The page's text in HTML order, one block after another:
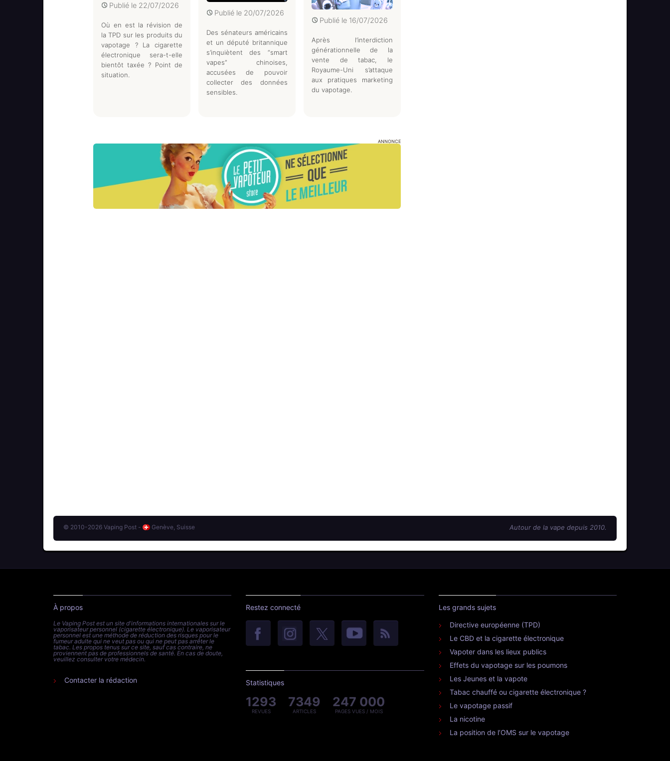
Publié le 22/07/2026
Où en est la révision de
la TPD sur les produits du
vapotage ? La cigarette
électronique sera-t-elle
bientôt taxée ? Point de
situation.
Publié le 20/07/2026
Des sénateurs américains
et un député britannique
s’inquiètent des “smart
vapes” chinoises,
accusées de pouvoir
collecter des données
sensibles.
Publié le 16/07/2026
Après l’interdiction
générationnelle de la
vente de tabac, le
Royaume-Uni s’attaque
aux pratiques marketing
du vapotage.
ANNONCE
© 2010-2026 Vaping Post - Genève, Suisse Autour de la vape depuis 2010.
À propos
Le Vaping Post est un site d'informations internationales sur le
vaporisateur personnel (cigarette électronique). Le vaporisateur
personnel est une méthode de réduction des risques pour le
fumeur adulte qui ne veut pas ou qui ne peut pas arrêter le
tabac. Les propos tenus sur ce site, sauf cas contraire, ne
proviennent pas de professionnels de santé. En cas de doute,
veuillez consulter votre médecin.
Contacter la rédaction
Restez connecté
Statistiques
1293
REVUES
7349
ARTICLES
247 000
PAGES VUES / MOIS
Les grands sujets
Directive européenne (TPD)
Le CBD et la cigarette électronique
Vapoter dans les lieux publics
Effets du vapotage sur les poumons
Les Jeunes et la vapote
Tabac chauffé ou cigarette électronique ?
Le vapotage passif
La nicotine
La position de l’OMS sur le vapotage